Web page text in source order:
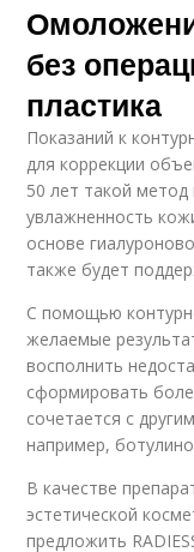
без
пластика
Показаний к
для коррекции
50 лет такой
увлажненность
основе
также будет
С помощью
желаемые
восполнить
сформировать
сочетается с
например,
В качестве
эстетической
предложить